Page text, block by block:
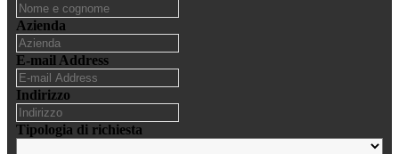
Azienda
E-mail Address
Indirizzo
Tipologia di richiesta